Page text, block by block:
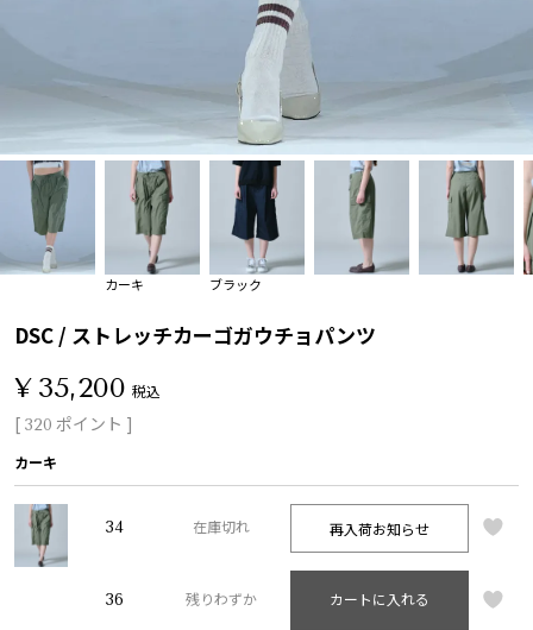
カーキ ブラック
DSC / ストレッチカーゴガウチョパンツ
¥ 35,200 税込
[ 320 ポイント ]
カーキ
34 在庫切れ 再入荷お知らせ
36 残りわずか カートに入れる